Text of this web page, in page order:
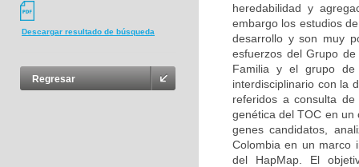
Descargar resultado de búsqueda
Regresar
heredabilidad y
embargo los estudios
desarrollo y son muy
esfuerzos del Grupo
Familia y el grupo de
interdisciplinario con la
referidos a consulta
genética del TOC en un
genes candidatos,
Colombia en un marco
del HapMap. El